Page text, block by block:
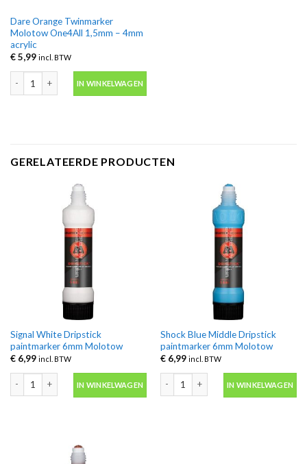
Dare Orange Twinmarker
Molotow One4All 1,5mm – 4mm
acrylic
€5,99 incl. BTW
IN WINKELWAGEN
GERELATEERDE PRODUCTEN
Signal White Dripstick
paintmarker 6mm Molotow
€6,99 incl. BTW
IN WINKELWAGEN
Shock Blue Middle Dripstick
paintmarker 6mm Molotow
€6,99 incl. BTW
IN WINKELWAGEN